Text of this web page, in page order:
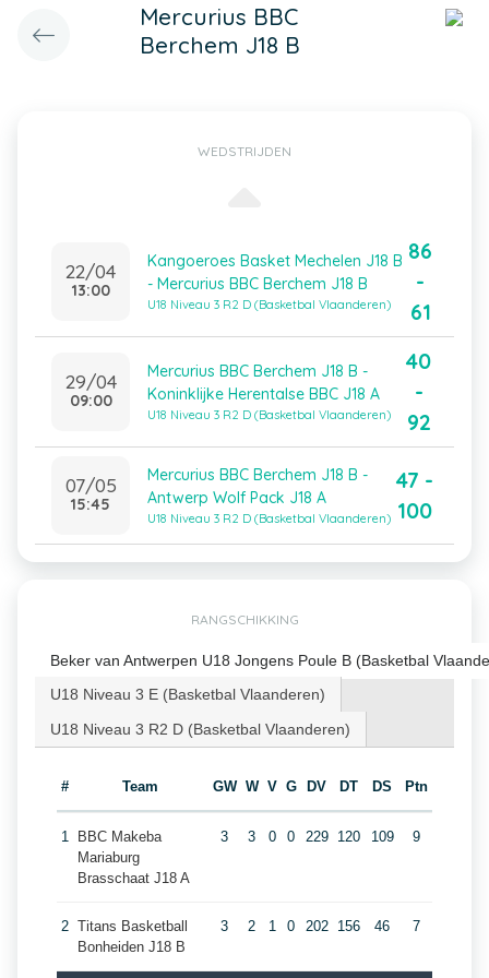
Mercurius BBC
Berchem J18 B
WEDSTRIJDEN
22/04
13:00
Kangoeroes Basket Mechelen J18 B
- Mercurius BBC Berchem J18 B
U18 Niveau 3 R2 D (Basketbal Vlaanderen)
86
-
61
29/04
09:00
Mercurius BBC Berchem J18 B -
Koninklijke Herentalse BBC J18 A
U18 Niveau 3 R2 D (Basketbal Vlaanderen)
40
-
92
07/05
15:45
Mercurius BBC Berchem J18 B -
Antwerp Wolf Pack J18 A
U18 Niveau 3 R2 D (Basketbal Vlaanderen)
47 -
100
RANGSCHIKKING
Beker van Antwerpen U18 Jongens Poule B (Basketbal
U18 Niveau 3 E (Basketbal Vlaanderen)
U18 Niveau 3 R2 D (Basketbal Vlaanderen)
# Team GW W V G DV DT DS Ptn
1
BBC Makeba
Mariaburg
Brasschaat J18 A
3 3 0 0 229 120 109 9
2 Titans Basketball
Bonheiden J18 B
3 2 1 0 202 156 46 7